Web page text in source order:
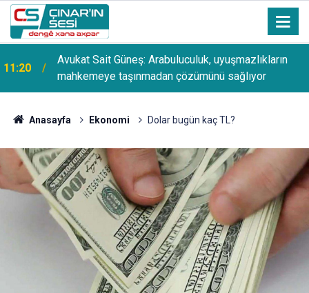
11:20
Avukat Sait Güneş: Arabuluculuk, uyuşmazlıkların
mahkemeye taşınmadan çözümünü sağlıyor
Anasayfa Ekonomi Dolar bugün kaç TL?